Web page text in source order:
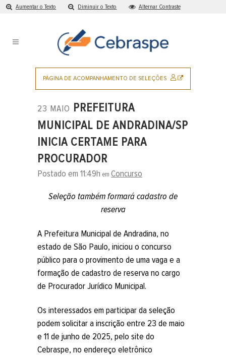
Aumentar o Texto Diminuir o Texto Alternar Contraste
PÁGINA DE ACOMPANHAMENTO DE SELEÇÕES SITE
EXTERNO
23 MAIO
PREFEITURA
MUNICIPAL DE ANDRADINA/SP
INICIA CERTAME PARA
PROCURADOR
Postado em 11:49h em Concurso
Seleção também formará cadastro de
reserva
A Prefeitura Municipal de Andradina, no
estado de São Paulo, iniciou o concurso
público para o provimento de uma vaga e a
formação de cadastro de reserva no cargo
de Procurador Jurídico Municipal.
Os interessados em participar da seleção
podem solicitar a inscrição entre 23 de maio
e 11 de junho de 2025, pelo site do
Cebraspe, no endereço eletrônico